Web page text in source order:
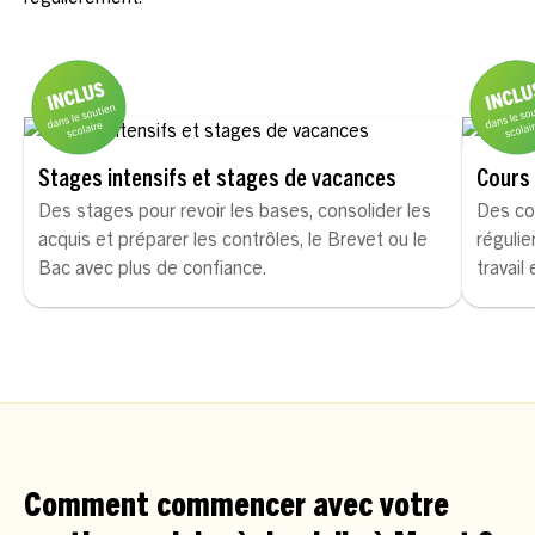
Stages intensifs et stages de vacances
Des stages pour revoir les bases, consolider les
acquis et préparer les contrôles, le Brevet ou le
Bac avec plus de confiance.
Des
travail
Comment commencer avec votre